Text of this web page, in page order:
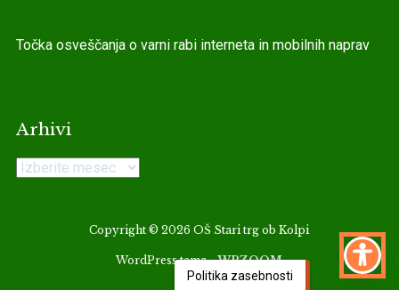
Točka osveščanja o varni rabi interneta in mobilnih naprav
Arhivi
Arhivi
Copyright © 2026 OŠ Stari trg ob Kolpi
WordPress tema -WPZOOM
Politika zasebnosti